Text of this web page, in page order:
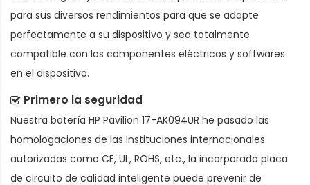
para sus diversos rendimientos para que se adapte
perfectamente a su dispositivo y sea totalmente
compatible con los componentes eléctricos y softwares
en el dispositivo.
Primero la seguridad
Nuestra batería HP Pavilion 17-AK094UR he pasado las
homologaciones de las instituciones internacionales
autorizadas como CE, UL, ROHS, etc., la incorporada placa
de circuito de calidad inteligente puede prevenir de